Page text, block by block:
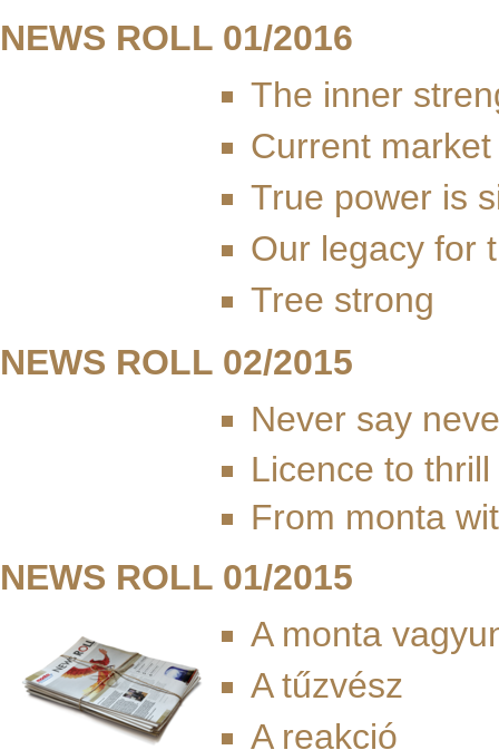
NEWS ROLL 01/2016
The inner
Current
True power is
Our legacy for
Tree strong
NEWS ROLL 02/2015
Never say
Licence to thrill
From monta
NEWS ROLL 01/2015
A monta
A tűzvész
A reakció